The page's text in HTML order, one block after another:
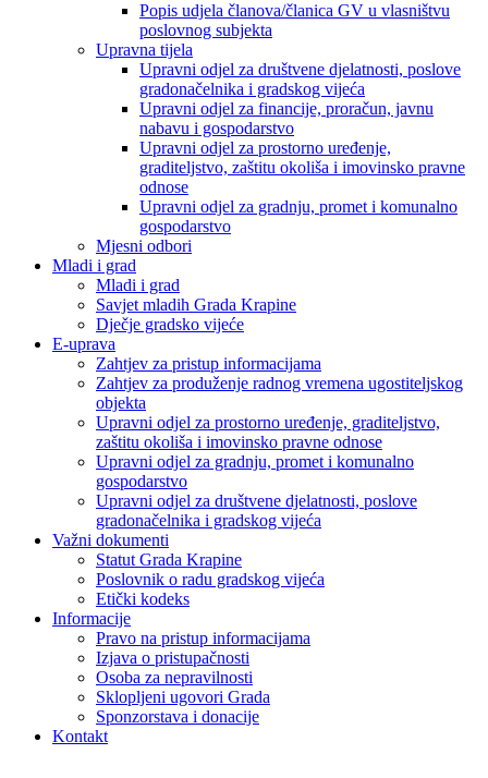
Popis udjela članova/članica GV u vlasništvu
poslovnog subjekta
Upravna tijela
Upravni odjel za društvene djelatnosti, poslove
gradonačelnika i gradskog vijeća
Upravni odjel za financije, proračun, javnu
nabavu i gospodarstvo
Upravni odjel za prostorno uređenje,
graditeljstvo, zaštitu okoliša i imovinsko pravne
odnose
Upravni odjel za gradnju, promet i komunalno
gospodarstvo
Mjesni odbori
Mladi i grad
Mladi i grad
Savjet mladih Grada Krapine
Dječje gradsko vijeće
E-uprava
Zahtjev za pristup informacijama
Zahtjev za produženje radnog vremena ugostiteljskog
objekta
Upravni odjel za prostorno uređenje, graditeljstvo,
zaštitu okoliša i imovinsko pravne odnose
Upravni odjel za gradnju, promet i komunalno
gospodarstvo
Upravni odjel za društvene djelatnosti, poslove
gradonačelnika i gradskog vijeća
Važni dokumenti
Statut Grada Krapine
Poslovnik o radu gradskog vijeća
Etički kodeks
Informacije
Pravo na pristup informacijama
Izjava o pristupačnosti
Osoba za nepravilnosti
Sklopljeni ugovori Grada
Sponzorstava i donacije
Kontakt